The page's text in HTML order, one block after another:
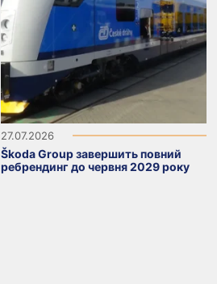
27.07.2026
Škoda Group завершить повний
ребрендинг до червня 2029 року